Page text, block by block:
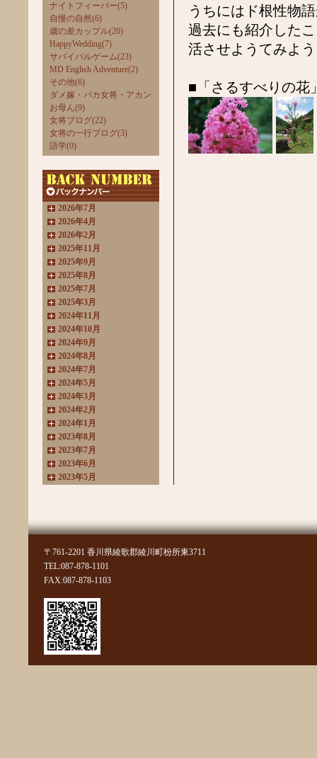
ナイトフィーバー(5)
自慢の自然(6)
歳の差カップル(20)
HappyWedding(7)
サバイバルゲーム(23)
MD English Adventure(2)
その他(6)
ダメ嫁・バカ女将・アカン
お母ん(9)
女将ブログ(22)
女将の一行ブログ(3)
語学(0)
2026年7月
2026年4月
2026年2月
2025年11月
2025年9月
2025年8月
2025年7月
2025年3月
2024年11月
2024年10月
2024年9月
2024年8月
2024年7月
2024年5月
2024年3月
2024年2月
2024年1月
2023年8月
2023年7月
2023年6月
2023年5月
2022年10月
2022年7月
2022年6月
2022年4月
2022年3月
2022年2月
2022年1月
2021年11月
2021年10月
2021年9月
うちにはド根性物
過去にも紹介した
活させようてみよ
■「さるすべりの花
〒761-2201 香川県綾歌郡綾川町枌所東3711
TEL:087-878-1101
FAX:087-878-1103